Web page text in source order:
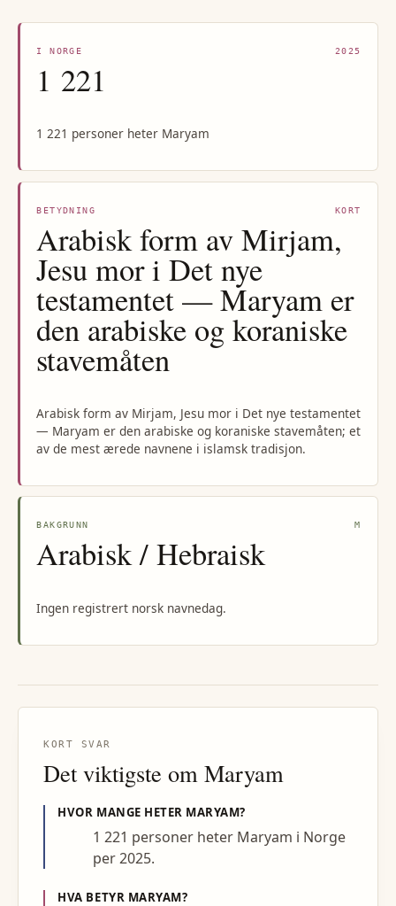
I NORGE 2025
1 221
1 221 personer heter Maryam
BETYDNING KORT
Arabisk form av Mirjam,
Jesu mor i Det nye
testamentet — Maryam er
den arabiske og koraniske
stavemåten
Arabisk form av Mirjam, Jesu mor i Det nye testamentet
— Maryam er den arabiske og koraniske stavemåten; et
av de mest ærede navnene i islamsk tradisjon.
BAKGRUNN M
Arabisk / Hebraisk
Ingen registrert norsk navnedag.
KORT SVAR
Det viktigste om Maryam
HVOR MANGE HETER MARYAM?
1 221 personer heter Maryam i Norge
per 2025.
HVA BETYR MARYAM?